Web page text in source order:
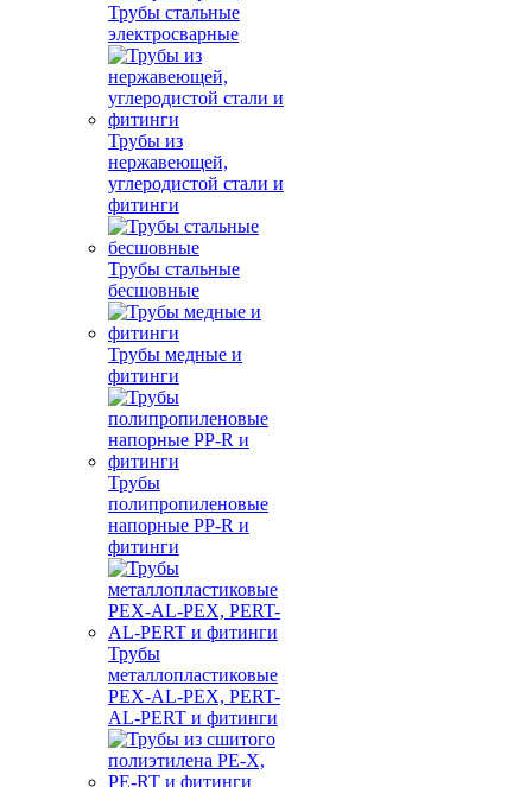
Трубы стальные
электросварные
Трубы из
нержавеющей,
углеродистой стали и
фитинги
Трубы стальные
бесшовные
Трубы медные и
фитинги
Трубы
полипропиленовые
напорные PP-R и
фитинги
Трубы
металлопластиковые
PEX-AL-PEX, PERT-
AL-PERT и фитинги